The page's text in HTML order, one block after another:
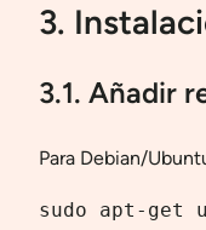
3.
3.1. Añadir
Para Debian/
sudo apt-get